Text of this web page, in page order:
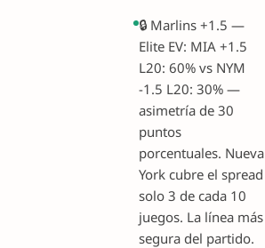
🔒 Marlins +1.5 —
Elite EV: MIA +1.5
L20: 60% vs NYM
-1.5 L20: 30% —
asimetría de 30
puntos
porcentuales. Nueva
York cubre el spread
solo 3 de cada 10
juegos. La línea más
segura del partido.